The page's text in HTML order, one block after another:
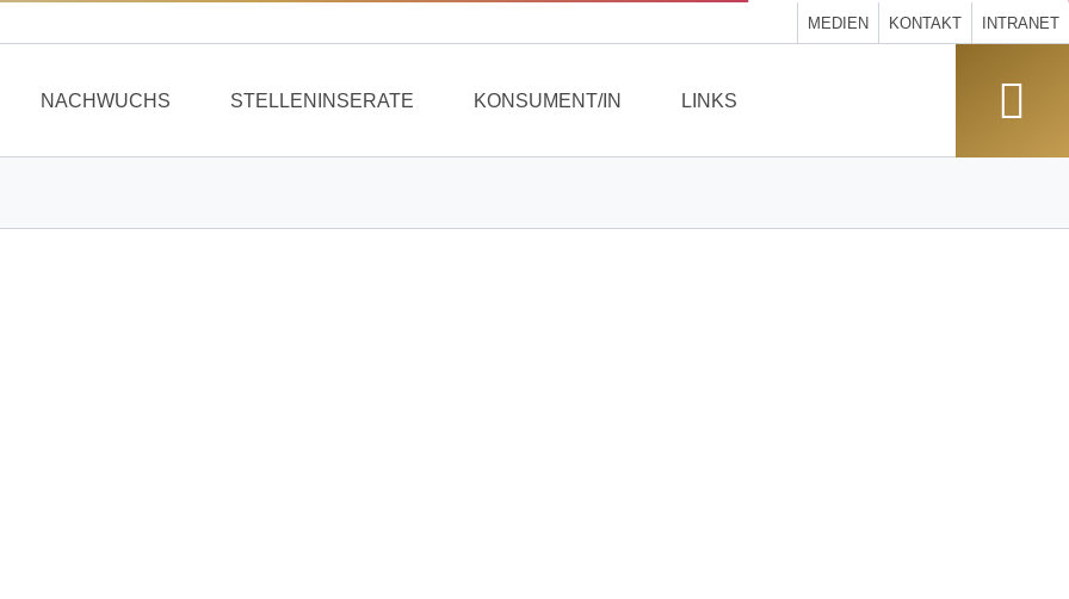
MEDIEN KONTAKT INTRANET
NACHWUCHS STELLENINSERATE KONSUMENT/IN LINKS